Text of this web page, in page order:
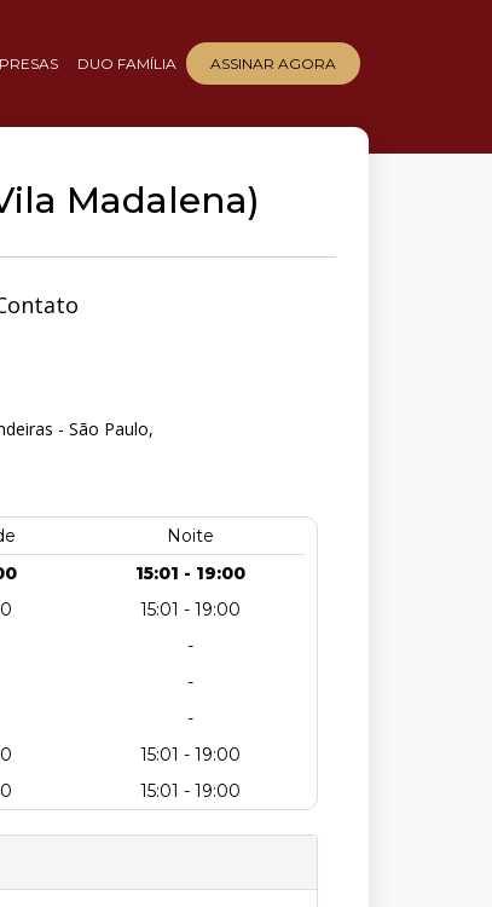
DUO FAMÍLIA ASSINAR AGORA
Madalena)
- São Paulo,
Noite
15:01 - 19:00
15:01 - 19:00
-
-
-
15:01 - 19:00
15:01 - 19:00